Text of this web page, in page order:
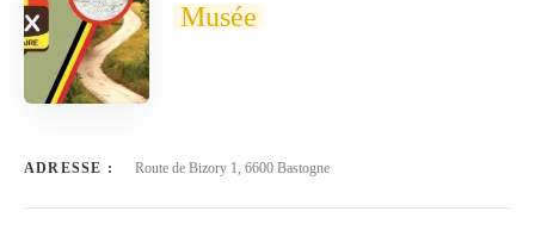
Musée
ADRESSE : Route de Bizory 1, 6600 Bastogne